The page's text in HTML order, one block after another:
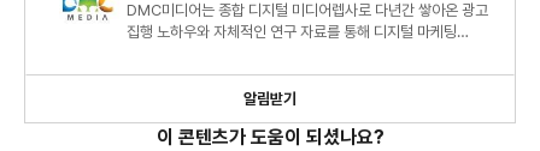
DMC미디어는 종합 디지털 미디어렙사로 다년간 쌓아온 광고
집행 노하우와 자체적인 연구 자료를 통해 디지털 마케팅
알림받기
이 콘텐츠가 도움이 되셨나요?